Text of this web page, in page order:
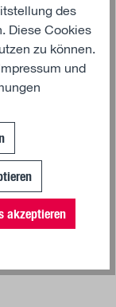
des
Diese Cookies
zu können.
und
akzeptieren